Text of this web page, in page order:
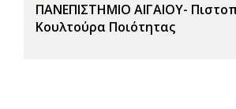
ΠΑΝΕΠΙΣΤΗΜΙΟ ΑΙΓΑΙΟΥ-
Κουλτούρα Ποιότητας